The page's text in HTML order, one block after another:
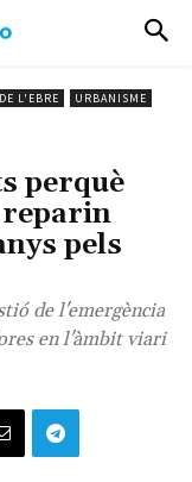
L'EBRE
URBANISME
perquè
reparin
pels
de l'emergència
en l'àmbit viari